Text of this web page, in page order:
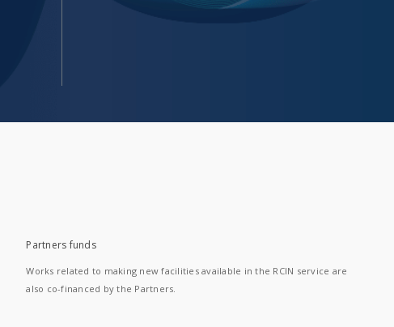
Partners funds
Works related to making new facilities available in the RCIN service are
also co-financed by the Partners.